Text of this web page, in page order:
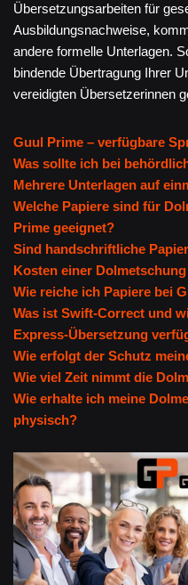
Übersetzungsarbeiten für
Ausbildungsnachweise,
andere formelle Unterlagen.
bindende Übertragung Ihrer
vereidigten Übersetzerinnen
Guul Prime – verfügbare
Was sollte ich bei
Mehrere Unterlagen auf
Welche Papiere sind für
Prime geeignet?
Sind handschriftliche
Kosten einer
Wie reiche ich Papiere bei
Was ist Swift-Correct und
Express-Übersetzung
Wie erfolgt der Schutz
Wie viel Zeit nimmt die
Wie erhalte ich meine
physisch?